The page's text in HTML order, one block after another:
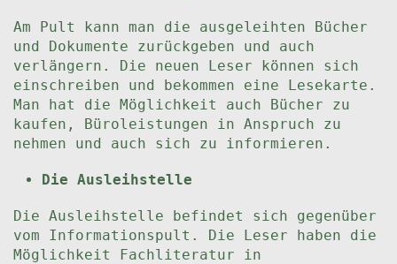
Am Pult kann man die ausgeleihten Bücher
und Dokumente zurückgeben und auch
verlängern. Die neuen Leser können sich
einschreiben und bekommen eine Lesekarte.
Man hat die Möglichkeit auch Bücher zu
kaufen, Büroleistungen in Anspruch zu
nehmen und auch sich zu informieren.
Die Ausleihstelle
Die Ausleihstelle befindet sich gegenüber
vom Informationspult. Die Leser haben die
Möglichkeit Fachliteratur in